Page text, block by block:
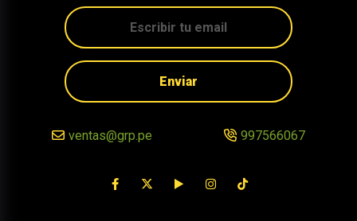
Enviar
ventas@grp.pe 997566067